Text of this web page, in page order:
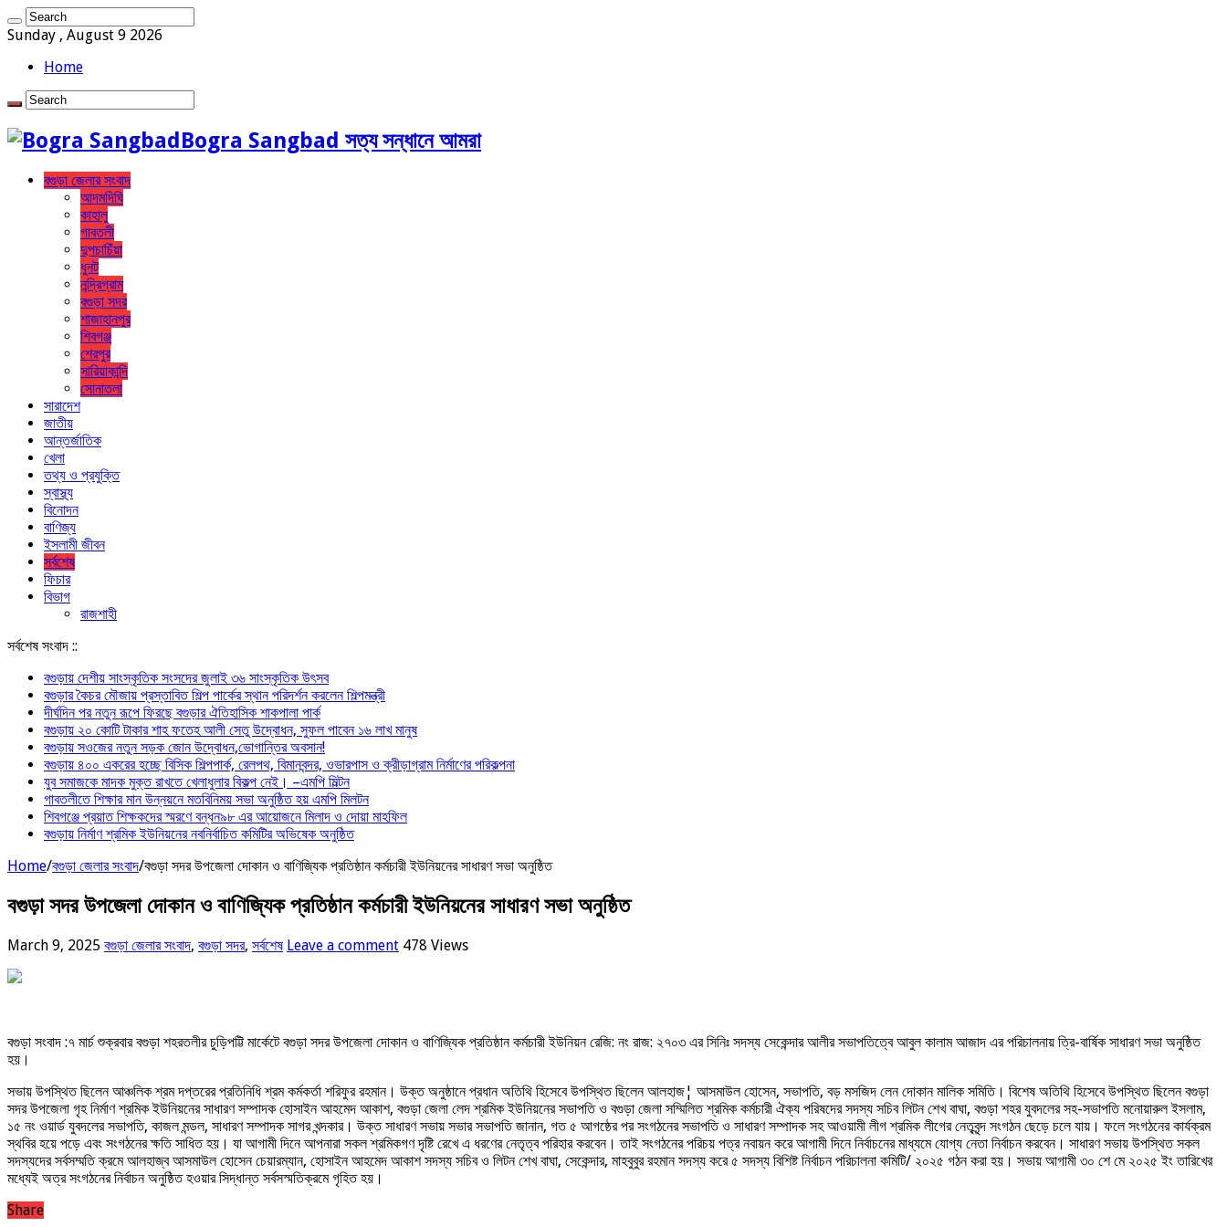
Sunday , August 9 2026
Home
Bogra Sangbad সত্য সন্ধানে আমরা
বগুড়া জেলার সংবাদ
আদমদিঘি
কাহালু
গাবতলী
দুপচাচিঁয়া
ধুনট
নন্দ্রিগ্রাম
বগুড়া সদর
শাজাহানপুর
শিবগঞ্জ
শেরপুর
সারিয়াকান্দি
সোনাতলা
সারাদেশ
জাতীয়
আন্তর্জাতিক
খেলা
তথ্য ও প্রযুক্তি
স্বাস্থ্য
বিনোদন
বাণিজ্য
ইসলামী জীবন
সর্বশেষ
ফিচার
বিভাগ
রাজশাহী
সর্বশেষ সংবাদ ::
বগুড়ায় দেশীয় সাংস্কৃতিক সংসদের জুলাই ৩৬ সাংস্কৃতিক উৎসব
বগুড়ার কৈচর মৌজায় প্রস্তাবিত শিল্প পার্কের স্থান পরিদর্শন করলেন শিল্পমন্ত্রী
দীর্ঘদিন পর নতুন রূপে ফিরছে বগুড়ার ঐতিহাসিক শাকপালা পার্ক
বগুড়ায় ২০ কোটি টাকার শাহ ফতেহ আলী সেতু উদ্বোধন, সুফল পাবেন ১৬ লাখ মানুষ
বগুড়ায় সওজের নতুন সড়ক জোন উদ্বোধন,ভোগান্তির অবসান!
বগুড়ায় ৪০০ একরের হচ্ছে বিসিক শিল্পপার্ক, রেলপথ, বিমানবন্দর, ওভারপাস ও ক্রীড়াগ্রাম নির্মাণের পরিকল্পনা
যুব সমাজকে মাদক মুক্ত রাখতে খেলাধুলার বিকল্প নেই। –এমপি মিল্টন
‎গাবতলীতে শিক্ষার মান উন্নয়নে ‎মতবিনিময় সভা অনুষ্ঠিত হয় ‎এমপি মিলটন
শিবগঞ্জে প্রয়াত শিক্ষকদের স্মরণে বন্ধন৯৮ এর আয়োজনে মিলাদ ও দোয়া মাহফিল
বগুড়ায় নির্মাণ শ্রমিক ইউনিয়নের নবনির্বাচিত কমিটির অভিষেক অনুষ্ঠিত
Home/বগুড়া জেলার সংবাদ/বগুড়া সদর উপজেলা দোকান ও বাণিজ্যিক প্রতিষ্ঠান কর্মচারী ইউনিয়নের সাধারণ সভা অনুষ্ঠিত
বগুড়া সদর উপজেলা দোকান ও বাণিজ্যিক প্রতিষ্ঠান কর্মচারী ইউনিয়নের সাধারণ সভা অনুষ্ঠিত
March 9, 2025 বগুড়া জেলার সংবাদ, বগুড়া সদর, সর্বশেষ Leave a comment 478 Views
বগুড়া সংবাদ :৭ মার্চ শুক্রবার বগুড়া শহরতলীর চুড়িপট্টি মার্কেটে বগুড়া সদর উপজেলা দোকান ও বাণিজ্যিক প্রতিষ্ঠান কর্মচারী ইউনিয়ন রেজি: নং রাজ: ২৭০৩ এর সিনিঃ সদস্য সেকেন্দার আলীর সভাপতিত্বে আবুল কালাম আজাদ এর পরিচালনায় ত্রি-বার্ষিক সাধারণ সভা অনুষ্ঠিত
হয়।
সভায় উপস্থিত ছিলেন আঞ্চলিক শ্রম দপ্তরের প্রতিনিধি শ্রম কর্মকর্তা শরিফুর রহমান। উক্ত অনুষ্ঠানে প্রধান অতিথি হিসেবে উপস্থিত ছিলেন আলহাজ¦ আসমাউল হোসেন, সভাপতি, বড় মসজিদ লেন দোকান মালিক সমিতি। বিশেষ অতিথি হিসেবে উপস্থিত ছিলেন বগুড়া
সদর উপজেলা গৃহ নির্মাণ শ্রমিক ইউনিয়নের সাধারণ সম্পাদক হোসাইন আহমেদ আকাশ, বগুড়া জেলা লেদ শ্রমিক ইউনিয়নের সভাপতি ও বগুড়া জেলা সম্মিলিত শ্রমিক কর্মচারী ঐক্য পরিষদের সদস্য সচিব লিটন শেখ বাঘা, বগুড়া শহর যুবদলের সহ-সভাপতি মনোয়ারুল ইসলাম,
১৫ নং ওয়ার্ড যুবদলের সভাপতি, কাজল মন্ডল, সাধারণ সম্পাদক সাগর খন্দকার। উক্ত সাধারণ সভায় সভার সভাপতি জানান, গত ৫ আগষ্ঠের পর সংগঠনের সভাপতি ও সাধারণ সম্পাদক সহ আওয়ামী লীগ শ্রমিক লীগের নেতৃবৃন্দ সংগঠন ছেড়ে চলে যায়। ফলে সংগঠনের কার্যক্রম
স্থবির হয়ে পড়ে এবং সংগঠনের ক্ষতি সাধিত হয়। যা আগামী দিনে আপনারা সকল শ্রমিকগণ দৃষ্টি রেখে এ ধরণের নেতৃত্ব পরিহার করবেন। তাই সংগঠনের পরিচয় পত্র নবায়ন করে আগামী দিনে নির্বাচনের মাধ্যমে যোগ্য নেতা নির্বাচন করবেন। সাধারণ সভায় উপস্থিত সকল
সদস্যদের সর্বসম্মতি ক্রমে আলহাজ্ব আসমাউল হোসেন চেয়ারম্যান, হোসাইন আহমেদ আকাশ সদস্য সচিব ও লিটন শেখ বাঘা, সেকেন্দার, মাহবুবুর রহমান সদস্য করে ৫ সদস্য বিশিষ্ট নির্বাচন পরিচালনা কমিটি/ ২০২৫ গঠন করা হয়। সভায় আগামী ৩০ শে মে ২০২৫ ইং তারিখের
মধ্যেই অত্র সংগঠনের নির্বাচন অনুষ্ঠিত হওয়ার সিদ্ধান্ত সর্বসস্মতিক্রমে গৃহিত হয়।
Share